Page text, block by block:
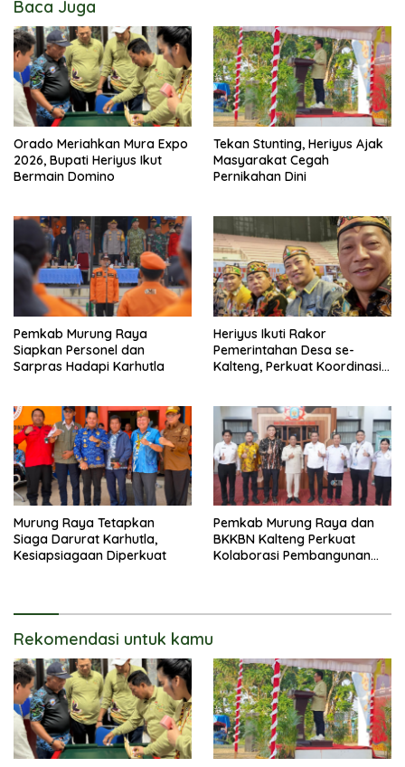
Baca Juga
Orado Meriahkan Mura Expo
2026, Bupati Heriyus Ikut
Bermain Domino
Tekan Stunting, Heriyus Ajak
Masyarakat Cegah
Pernikahan Dini
Pemkab Murung Raya
Siapkan Personel dan
Sarpras Hadapi Karhutla
Heriyus Ikuti Rakor
Pemerintahan Desa se-
Kalteng, Perkuat Koordinasi
Murung Raya Tetapkan
Siaga Darurat Karhutla,
Kesiapsiagaan Diperkuat
Pemkab Murung Raya dan
BKKBN Kalteng Perkuat
Kolaborasi Pembangunan
Rekomendasi untuk kamu